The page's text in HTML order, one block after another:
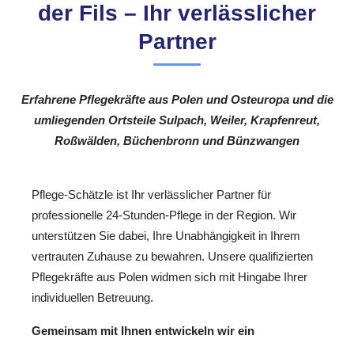
der Fils – Ihr verlässlicher
Partner
Erfahrene Pflegekräfte aus Polen und Osteuropa und die
umliegenden Ortsteile Sulpach, Weiler, Krapfenreut,
Roßwälden, Büchenbronn und Bünzwangen
Pflege-Schätzle ist Ihr verlässlicher Partner für
professionelle 24-Stunden-Pflege in der Region. Wir
unterstützen Sie dabei, Ihre Unabhängigkeit in Ihrem
vertrauten Zuhause zu bewahren. Unsere qualifizierten
Pflegekräfte aus Polen widmen sich mit Hingabe Ihrer
individuellen Betreuung.
Gemeinsam mit Ihnen entwickeln wir ein